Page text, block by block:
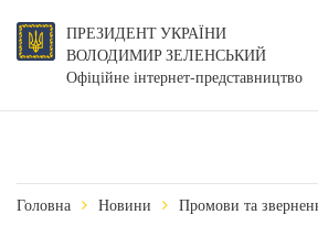
ПРЕЗИДЕНТ УКРАЇНИ
ВОЛОДИМИР ЗЕЛЕНСЬКИЙ
Офіційне інтернет-представництво
Головна Новини Промови та